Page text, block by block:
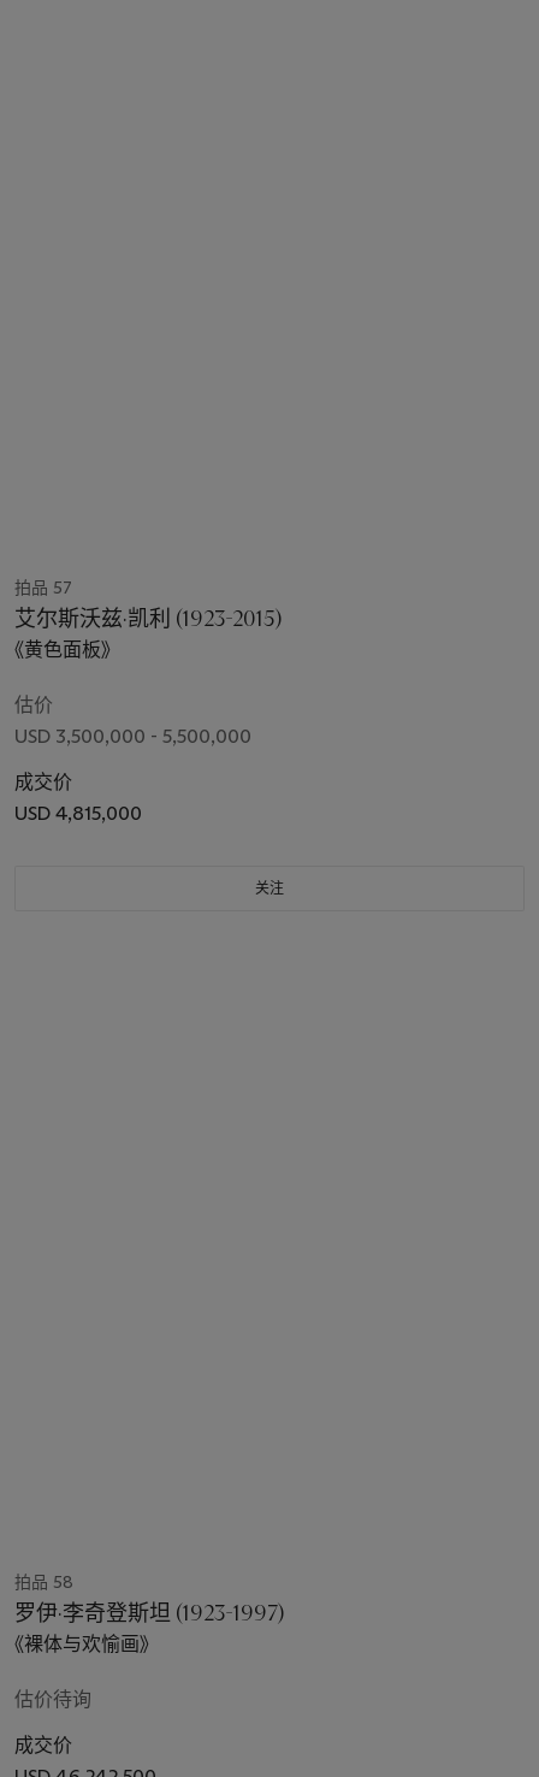
拍品 57
艾尔斯沃兹·凯利 (1923-2015)
《黄色面板》
估价
USD 3,500,000 - 5,500,000
成交价
USD 4,815,000
关注
拍品 58
罗伊·李奇登斯坦 (1923-1997)
《裸体与欢愉画》
估价待询
成交价